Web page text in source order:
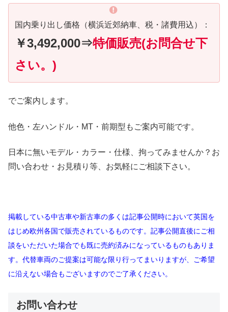
国内乗り出し価格（横浜近郊納車、税・諸費用込）：
￥3,492,000⇒特価販売(お問合せ下
さい。)
でご案内します。
他色・左ハンドル・MT・前期型もご案内可能です。
日本に無いモデル・カラー・仕様、拘ってみませんか？お
問い合わせ・お見積り等、お気軽にご相談下さい。
掲載している中古車や新古車の多くは記事公開時において英国を
はじめ欧州各国で販売されているものです。記事公開直後にご相
談をいただいた場合でも既に売約済みになっているものもありま
す。代替車両のご提案は可能な限り行ってまいりますが、ご希望
に沿えない場合もございますのでご了承ください。
お問い合わせ